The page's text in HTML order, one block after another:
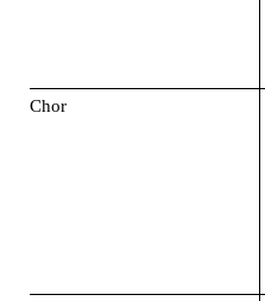
Chor